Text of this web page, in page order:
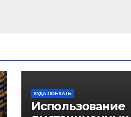
КУДА ПОЕХАТЬ
Использование